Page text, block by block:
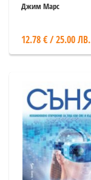
Джим Марс
12.78 € / 25.00 ЛВ.